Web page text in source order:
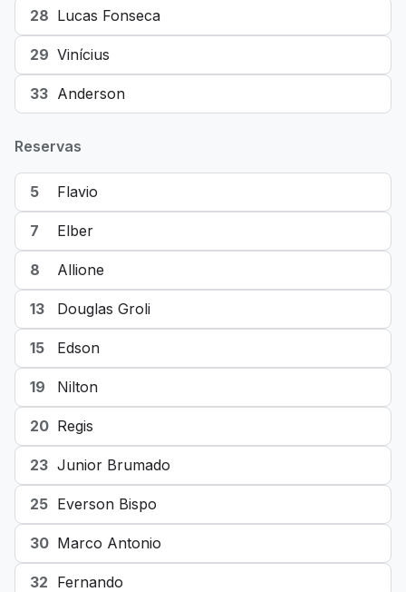
28 Lucas Fonseca
29 Vinícius
33 Anderson
Reservas
5 Flavio
7 Elber
8 Allione
13 Douglas Groli
15 Edson
19 Nilton
20 Regis
23 Junior Brumado
25 Everson Bispo
30 Marco Antonio
32 Fernando